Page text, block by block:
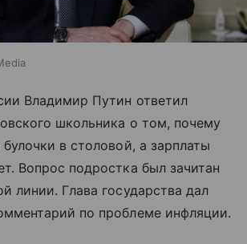
Владимир Путин ответил
школьника о том, почему
в столовой, а зарплаты
Вопрос подростка был зачитан
линии. Глава государства дал
по проблеме инфляции.